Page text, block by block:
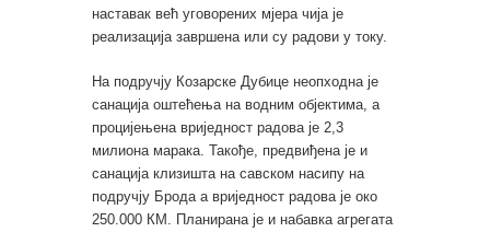
наставак већ уговорених мјера чија је
реализација завршена или су радови у току.
На подручју Козарске Дубице неопходна је
санација оштећења на водним објектима, а
процијењена вриједност радова је 2,3
милиона марака. Такође, предвиђена је и
санација клизишта на савском насипу на
подручју Брода а вриједност радова је око
250.000 КМ. Планирана је и набавка агрегата